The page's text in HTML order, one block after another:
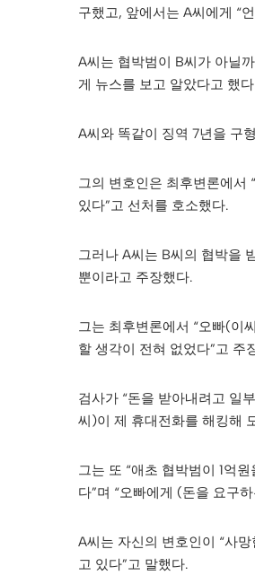
구했고, 앞에서는 A씨에게 “
A씨는 협박범이 B씨가 아닐
게 뉴스를 보고 알았다고 했
A씨와 똑같이 징역 7년을 구
그의 변호인은 최후변론에서
있다”고 선처를 호소했다.
그러나 A씨는 B씨의 협박을
뿐이라고 주장했다.
그는 최후변론에서 “오빠(이
할 생각이 전혀 없었다”고 주
검사가 “돈을 받아내려고 일
씨)이 제 휴대전화를 해킹해
그는 또 “애초 협박범이 1억
다”며 “오빠에게 (돈을 요구
A씨는 자신의 변호인이 “사
고 있다”고 말했다.